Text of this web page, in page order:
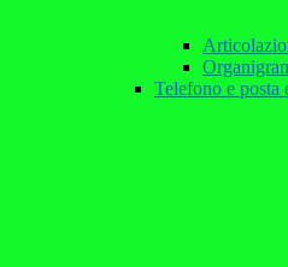
Telefono e posta